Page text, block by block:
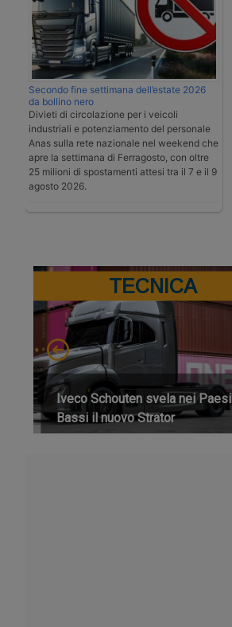
Secondo fine settimana dell’estate 2026
da bollino nero
Divieti di circolazione per i veicoli
industriali e potenziamento del personale
Anas sulla rete nazionale nel weekend che
apre la settimana di Ferragosto, con oltre
25 milioni di spostamenti attesi tra il 7 e il 9
agosto 2026.
TECNICA
Iveco Schouten svela nei Paesi
Bassi il nuovo Strator